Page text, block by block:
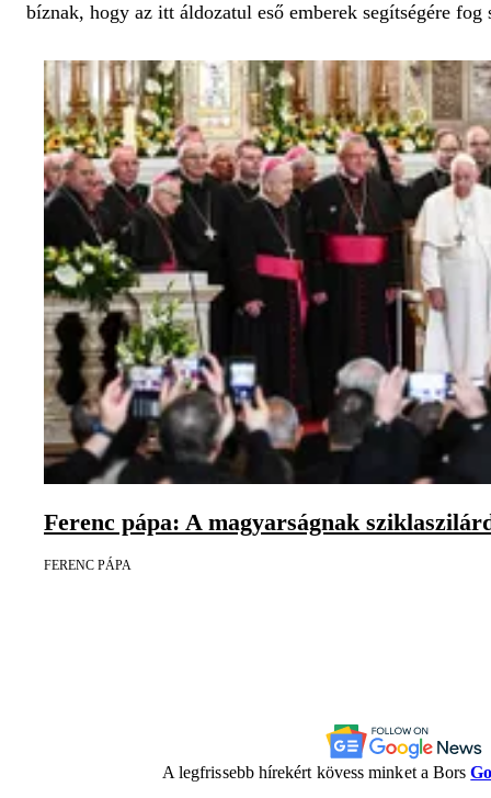
bíznak, hogy az itt áldozatul eső emberek segítségére
Ferenc pápa: A magyarságnak
FERENC PÁPA
A legfrissebb hírekért kövess minket a Bors